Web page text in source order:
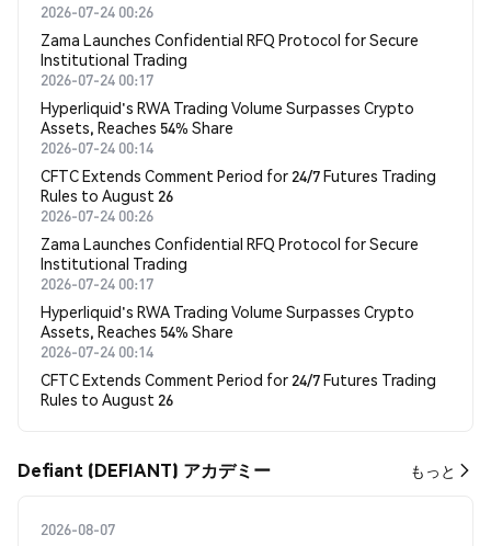
2026-07-24 00:26
Zama Launches Confidential RFQ Protocol for Secure
Institutional Trading
2026-07-24 00:17
Hyperliquid's RWA Trading Volume Surpasses Crypto
Assets, Reaches 54% Share
2026-07-24 00:14
CFTC Extends Comment Period for 24/7 Futures Trading
Rules to August 26
2026-07-24 00:26
Zama Launches Confidential RFQ Protocol for Secure
Institutional Trading
2026-07-24 00:17
Hyperliquid's RWA Trading Volume Surpasses Crypto
Assets, Reaches 54% Share
2026-07-24 00:14
CFTC Extends Comment Period for 24/7 Futures Trading
Rules to August 26
Defiant (DEFIANT) アカデミー もっと
2026-08-07